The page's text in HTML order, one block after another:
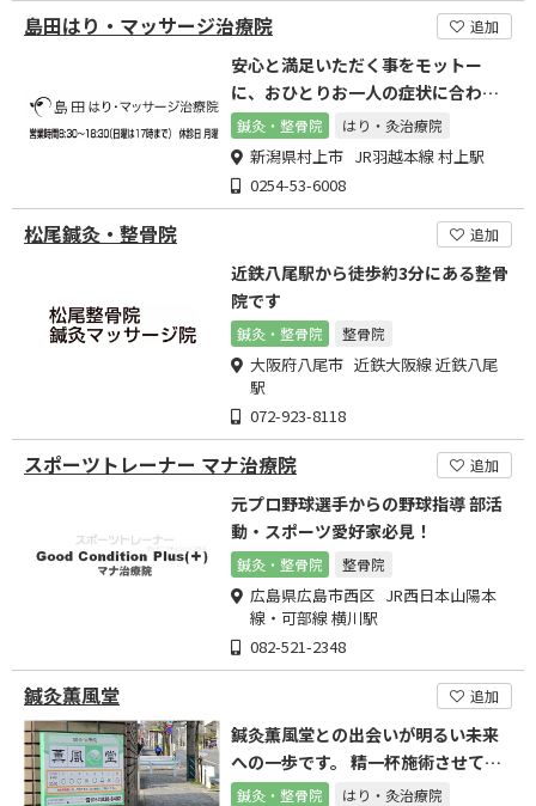
島田はり・マッサージ治療院 追加
安心と満足いただく事をモットー
に、おひとりお一人の症状に合わせ
た治療を行います
鍼灸・整骨院 はり・灸治療院
新潟県村上市 JR羽越本線 村上駅
0254-53-6008
松尾鍼灸・整骨院 追加
近鉄八尾駅から徒歩約3分にある整骨
院です
鍼灸・整骨院 整骨院
大阪府八尾市 近鉄大阪線 近鉄八尾
駅
072-923-8118
スポーツトレーナー マナ治療院 追加
元プロ野球選手からの野球指導 部活
動・スポーツ愛好家必見！
鍼灸・整骨院 整骨院
広島県広島市西区 JR西日本山陽本
線・可部線 横川駅
082-521-2348
鍼灸薫風堂 追加
鍼灸薫風堂との出会いが明るい未来
への一歩です。 精一杯施術させてい
ただきます。
鍼灸・整骨院 はり・灸治療院